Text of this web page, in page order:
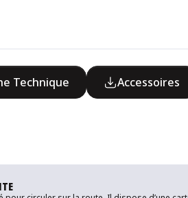
Technique Accessoires